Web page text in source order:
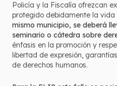
Policía y la Fiscalía ofrezcan
protegido debidamente la vida
mismo municipio, se deberá
seminario o cátedra sobre
énfasis en la promoción y
libertad de expresión,
de derechos humanos.